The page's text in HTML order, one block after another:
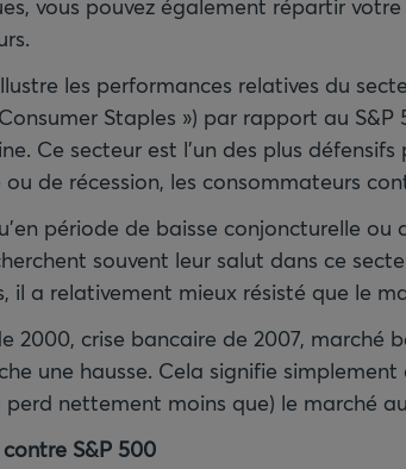
vous pouvez également répartir
les performances relatives du
Staples ») par rapport au S&P
Ce secteur est l’un des plus
de récession, les consommateurs
période de baisse conjoncturelle ou
souvent leur salut dans ce
il a relativement mieux résisté que le
2000, crise bancaire de 2007, marché
une hausse. Cela signifie
nettement moins que) le marché
S&P 500